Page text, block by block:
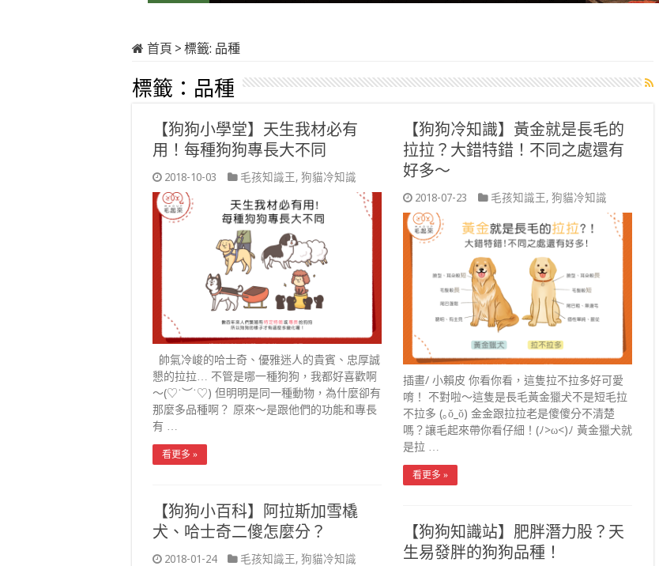
首頁 > 標籤: 品種
標籤： 品種
【狗狗小學堂】天生我材必有
用！每種狗狗專長大不同
2018-10-03 毛孩知識王, 狗貓冷知識
帥氣冷峻的哈士奇、優雅迷人的貴賓、忠厚誠
懇的拉拉… 不管是哪一種狗狗，我都好喜歡啊
～(♡˙︶˙♡) 但明明是同一種動物，為什麼卻有
那麼多品種啊？ 原來～是跟他們的功能和專長
有 …
看更多 »
【狗狗冷知識】黃金就是長毛的
拉拉？大錯特錯！不同之處還有
好多～
2018-07-23 毛孩知識王, 狗貓冷知識
插畫/ 小賴皮 你看你看，這隻拉不拉多好可愛
唷！ 不對啦～這隻是長毛黃金獵犬不是短毛拉
不拉多 (｡ŏ_ŏ) 金金跟拉拉老是傻傻分不清楚
嗎？讓毛起來帶你看仔細！(ﾉ>ω<)ﾉ 黃金獵犬就
是拉 …
看更多 »
【狗狗小百科】阿拉斯加雪橇
犬、哈士奇二傻怎麼分？
2018-01-24 毛孩知識王, 狗貓冷知識
【狗狗知識站】肥胖潛力股？天
生易發胖的狗狗品種！